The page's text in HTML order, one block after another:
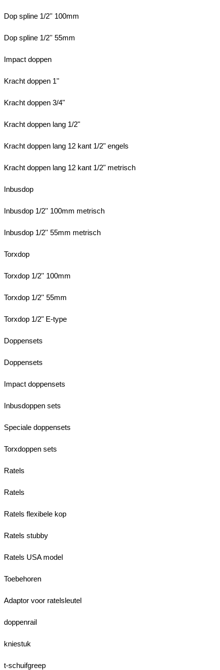
Dop spline 1/2'' 100mm
Dop spline 1/2'' 55mm
Impact doppen
Kracht doppen 1''
Kracht doppen 3/4"
Kracht doppen lang 1/2"
Kracht doppen lang 12 kant 1/2" engels
Kracht doppen lang 12 kant 1/2" metrisch
Inbusdop
Inbusdop 1/2'' 100mm metrisch
Inbusdop 1/2'' 55mm metrisch
Torxdop
Torxdop 1/2'' 100mm
Torxdop 1/2'' 55mm
Torxdop 1/2" E-type
Doppensets
Doppensets
Impact doppensets
Inbusdoppen sets
Speciale doppensets
Torxdoppen sets
Ratels
Ratels
Ratels flexibele kop
Ratels stubby
Ratels USA model
Toebehoren
Adaptor voor ratelsleutel
doppenrail
kniestuk
t-schuifgreep